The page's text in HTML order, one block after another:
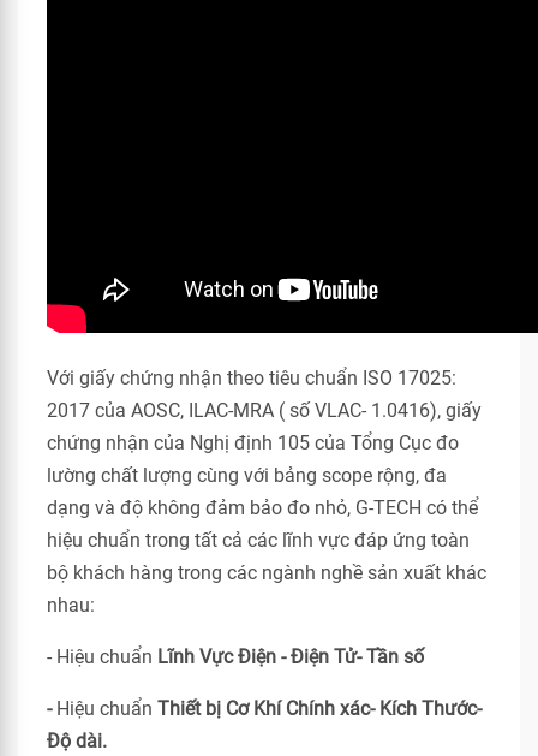
Với giấy chứng nhận theo tiêu chuẩn ISO 17025:
2017 của AOSC, ILAC-MRA ( số VLAC- 1.0416), giấy
chứng nhận của Nghị định 105 của Tổng Cục đo
lường chất lượng cùng với bảng scope rộng, đa
dạng và độ không đảm bảo đo nhỏ, G-TECH có thể
hiệu chuẩn trong tất cả các lĩnh vực đáp ứng toàn
bộ khách hàng trong các ngành nghề sản xuất khác
nhau:
- Hiệu chuẩn Lĩnh Vực Điện - Điện Tử- Tần số
- Hiệu chuẩn Thiết bị Cơ Khí Chính xác- Kích Thước-
Độ dài.